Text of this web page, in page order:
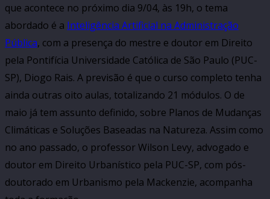
que acontece no próximo dia 9/04, às 19h, o tema
abordado é a Inteligência Artificial na Administração
Pública, com a presença do mestre e doutor em Direito
pela Pontifícia Universidade Católica de São Paulo (PUC-
SP), Diogo Rais. A previsão é que o curso completo tenha
ainda outras oito aulas, totalizando 21 módulos. O de
maio já tem assunto definido, sobre Planos de Mudanças
Climáticas e Soluções Baseadas na Natureza. Assim como
no ano passado, o professor Wilson Levy, advogado e
doutor em Direito Urbanístico pela PUC-SP, com pós-
doutorado em Urbanismo pela Mackenzie, acompanha